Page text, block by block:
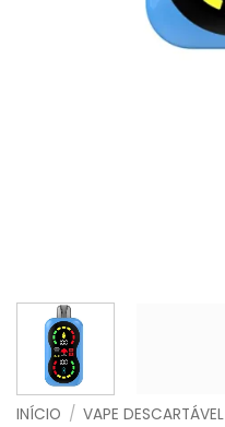
INÍCIO / VAPE DESCARTÁVEL